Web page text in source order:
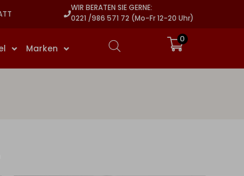
WIR BERATEN SIE GERNE:
0221 /986 571 72 (Mo-Fr 12-20 Uhr)
Marken
0